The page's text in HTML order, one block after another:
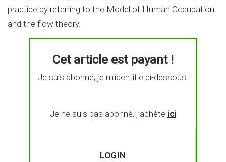
practice by referring to the Model of Human Occupation
and the flow theory.
Cet article est payant !
Je suis abonné, je m’identifie ci-dessous.
Je ne suis pas abonné, j’achète ici
LOGIN